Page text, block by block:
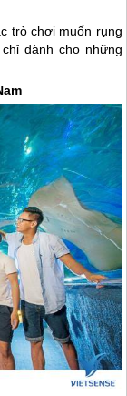
trò chơi muốn rụng
dành cho những